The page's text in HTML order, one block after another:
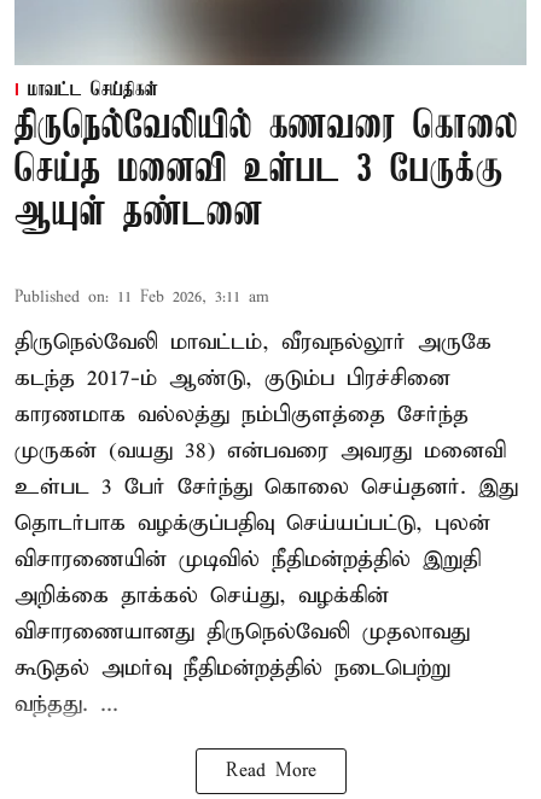
மாவட்ட செய்திகள்
திருநெல்வேலியில் கணவரை கொலை
செய்த மனைவி உள்பட 3 பேருக்கு
ஆயுள் தண்டனை
Published on: 11 Feb 2026, 3:11 am
திருநெல்வேலி மாவட்டம், வீரவநல்லூர் அருகே
கடந்த 2017-ம் ஆண்டு, குடும்ப பிரச்சினை
காரணமாக வல்லத்து நம்பிகுளத்தை சேர்ந்த
முருகன் (வயது 38) என்பவரை அவரது மனைவி
உள்பட 3 பேர் சேர்ந்து கொலை செய்தனர். இது
தொடர்பாக வழக்குப்பதிவு செய்யப்பட்டு, புலன்
விசாரணையின் முடிவில் நீதிமன்றத்தில் இறுதி
அறிக்கை தாக்கல் செய்து, வழக்கின்
விசாரணையானது திருநெல்வேலி முதலாவது
கூடுதல் அமர்வு நீதிமன்றத்தில் நடைபெற்று
வந்தது. ...
Read More